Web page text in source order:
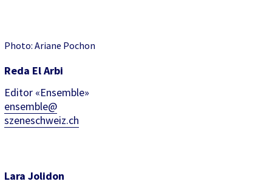
Photo: Ariane Pochon
Reda El Arbi
Editor «Ensemble»
ensemble@
szeneschweiz.ch
Lara Jolidon